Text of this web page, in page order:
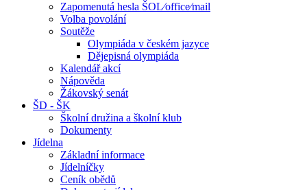
Zapomenutá hesla ŠOL⁄office⁄mail
Volba povolání
Soutěže
Olympiáda v českém jazyce
Dějepisná olympiáda
Kalendář akcí
Nápověda
Žákovský senát
ŠD - ŠK
Školní družina a školní klub
Dokumenty
Jídelna
Základní informace
Jídelníčky
Ceník obědů